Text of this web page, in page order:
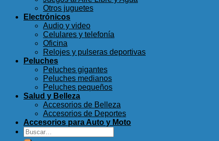
Otros juguetes
Electrónicos
Audio y video
Celulares y telefonía
Oficina
Relojes y pulseras deportivas
Peluches
Peluches gigantes
Peluches medianos
Peluches pequeños
Salud y Belleza
Accesorios de Belleza
Accesorios de Deportes
Accesorios para Auto y Moto
Buscar